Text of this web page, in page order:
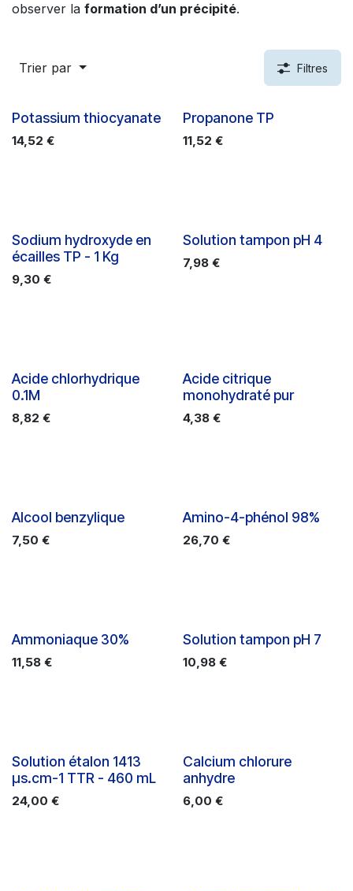
observer la formation d’un précipité.
Trier par Filtres
Potassium thiocyanate
14,52 €
Propanone TP
11,52 €
Sodium hydroxyde en
écailles TP - 1 Kg
9,30 €
Solution tampon pH 4
7,98€
Acide chlorhydrique
0.1M
8,82 €
Acide citrique
monohydraté pur
4,38€
Alcool benzylique
7,50 €
Amino-4-phénol 98%
26,70 €
Ammoniaque 30%
11,58 €
Solution tampon pH 7
10,98€
Solution étalon 1413
µs.cm-1 TTR - 460 mL
24,00 €
Calcium chlorure
anhydre
6,00 €